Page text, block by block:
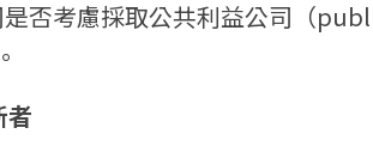
否考慮採取公共利益公司（
者